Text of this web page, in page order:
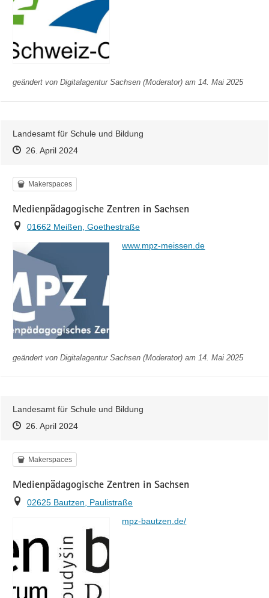
geändert von Digitalagentur Sachsen (Moderator) am 14. Mai 2025
Landesamt für Schule und Bildung
Zeitpunkt des Erstellens
Zeitpunkt des Erstellens
26. April 2024Zur Äußerung
Kategorie
Makerspaces
Medienpädagogische Zentren in Sachsen
Ort
01662 Meißen, Goethestraße
https://
www.mpz-meissen.de
geändert von Digitalagentur Sachsen (Moderator) am 14. Mai 2025
Landesamt für Schule und Bildung
Zeitpunkt des Erstellens
Zeitpunkt des Erstellens
26. April 2024Zur Äußerung
Kategorie
Makerspaces
Medienpädagogische Zentren in Sachsen
Ort
02625 Bautzen, Paulistraße
https://
mpz-bautzen.de/